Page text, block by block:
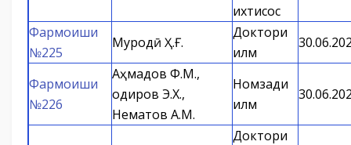
ихтисос
Фармоиши
№225
Муродӣ Ҳ.Ғ.
Доктори
илм
Фармоиши
№226
Аҳмадов Ф.М.,
Қодиров Э.Х.,
Нематов А.М.
Номзади
илм
Доктори